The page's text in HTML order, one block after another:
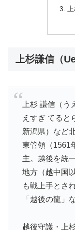
上杉謙信（
上杉 謙信（う
えすぎ てると
新潟県）など
東管領（1561
主。越後を統
地方（越中国
も戦上手とさ
「越後の龍」
越後守護・上